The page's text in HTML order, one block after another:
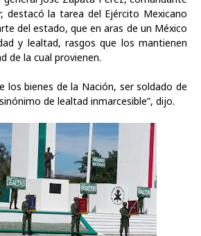
destacó la tarea del Ejército Mexicano
del estado, que en aras de un México
y lealtad, rasgos que los mantienen
de la cual provienen.
los bienes de la Nación, ser soldado de
de lealtad inmarcesible”, dijo.